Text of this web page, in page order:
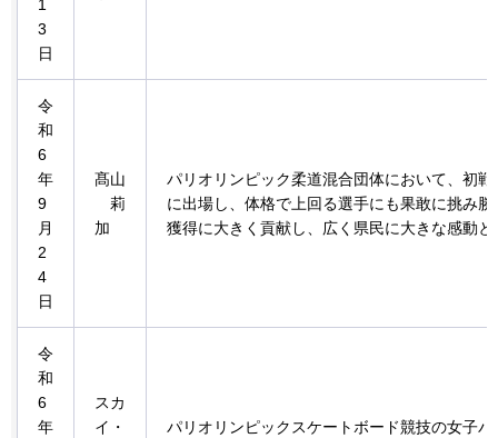
1
3
日
令
和
6
年
9
月
2
4
日
髙山
莉
加
パリオリンピック柔道混合団体において、初
に出場し、体格で上回る選手にも果敢に挑み
獲得に大きく貢献し、広く県民に大きな感動
令
和
6
年
スカ
イ・
パリオリンピックスケートボード競技の女子